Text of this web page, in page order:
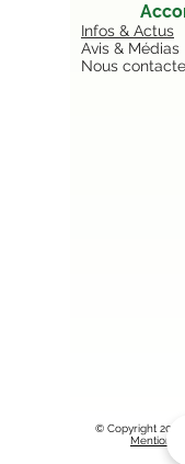
Infos & Actus
Avis & Médias
Nous
© Copyright 2017
Mentions